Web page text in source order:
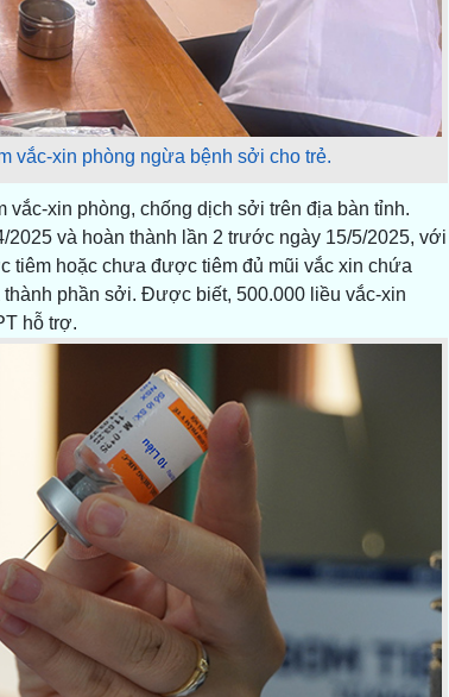
vắc-xin phòng ngừa bệnh sởi cho trẻ.
xin phòng, chống dịch sởi trên địa bàn tỉnh.
và hoàn thành lần 2 trước ngày 15/5/2025, với
tiêm hoặc chưa được tiêm đủ mũi vắc xin chứa
phần sởi. Được biết, 500.000 liều vắc-xin
hỗ trợ.